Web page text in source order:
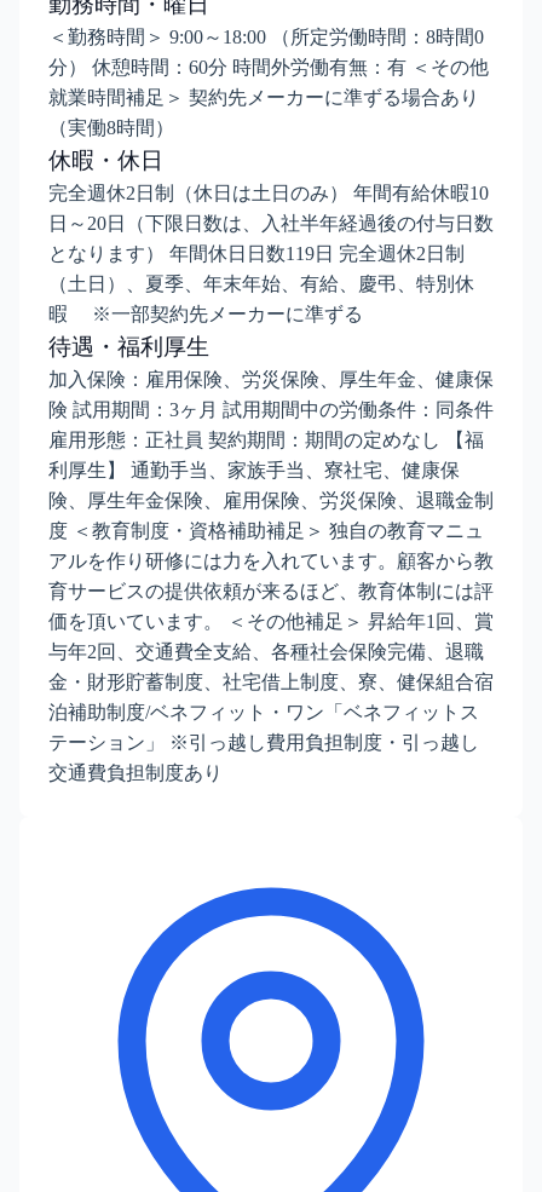
＜勤務時間＞ 9:00～18:00 （所定労働時間：8時間0
分） 休憩時間：60分 時間外労働有無：有 ＜その他
就業時間補足＞ 契約先メーカーに準ずる場合あり
（実働8時間）
休暇・休日
完全週休2日制（休日は土日のみ） 年間有給休暇10
日～20日（下限日数は、入社半年経過後の付与日数
となります） 年間休日日数119日 完全週休2日制
（土日）、夏季、年末年始、有給、慶弔、特別休
暇 ※一部契約先メーカーに準ずる
待遇・福利厚生
加入保険：雇用保険、労災保険、厚生年金、健康保
険 試用期間：3ヶ月 試用期間中の労働条件：同条件
雇用形態：正社員 契約期間：期間の定めなし 【福
利厚生】 通勤手当、家族手当、寮社宅、健康保
険、厚生年金保険、雇用保険、労災保険、退職金制
度 ＜教育制度・資格補助補足＞ 独自の教育マニュ
アルを作り研修には力を入れています。顧客から教
育サービスの提供依頼が来るほど、教育体制には評
価を頂いています。 ＜その他補足＞ 昇給年1回、賞
与年2回、交通費全支給、各種社会保険完備、退職
金・財形貯蓄制度、社宅借上制度、寮、健保組合宿
泊補助制度/ベネフィット・ワン「ベネフィットス
テーション」 ※引っ越し費用負担制度・引っ越し
交通費負担制度あり